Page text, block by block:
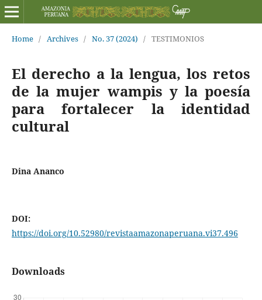
Home / Archives / No. 37 (2024) / TESTIMONIOS
El derecho a la lengua, los retos
de la mujer wampis y la poesía
para fortalecer la identidad
cultural
Dina Ananco
DOI:
https://doi.org/10.52980/revistaamazonaperuana.vi37.496
Downloads